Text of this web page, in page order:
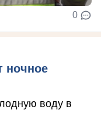
0
ночное
воду в